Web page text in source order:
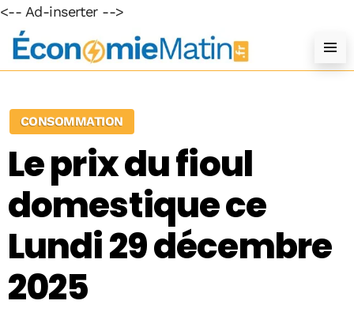
<-- Ad-inserter -->
CONSOMMATION
Le prix du fioul
domestique ce
Lundi 29 décembre
2025